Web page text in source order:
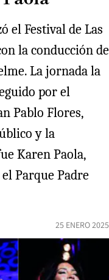
el Festival de Las
la conducción de
La jornada la
por el
Pablo Flores,
y la
Karen Paola,
Parque Padre
25 ENERO 2025